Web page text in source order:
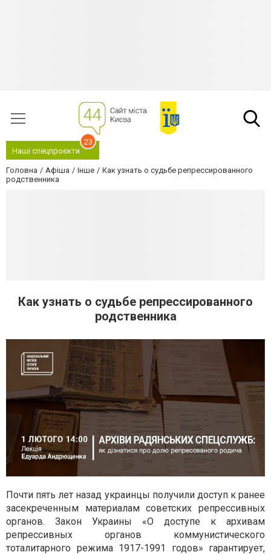
Наші спецпроєкти
23
Головна Афіша Інше
Как узнать о судьбе репрессированного
родственника
Как узнать о судьбе репрессированного
родственника
Почти пять лет назад украинцы получили доступ к ранее
засекреченным материалам советских репрессивных
органов. Закон Украины «О доступе к архивам
репрессивных органов коммунистического
тоталитарного режима 1917-1991 годов» гарантирует,